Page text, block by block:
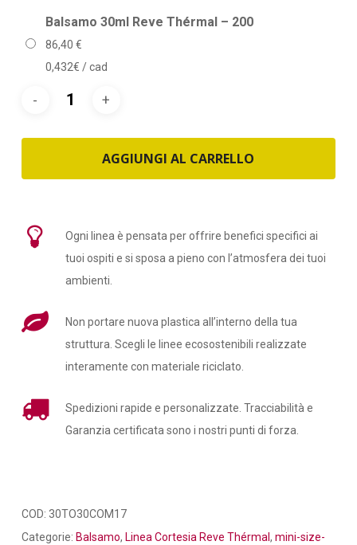
Balsamo 30ml Reve Thérmal – 200
86,40 €
0,432€ / cad
AGGIUNGI AL CARRELLO
Ogni linea è pensata per offrire benefici specifici ai
tuoi ospiti e si sposa a pieno con l’atmosfera dei tuoi
ambienti.
Non portare nuova plastica all’interno della tua
struttura. Scegli le linee ecosostenibili realizzate
interamente con materiale riciclato.
Spedizioni rapide e personalizzate. Tracciabilità e
Garanzia certificata sono i nostri punti di forza.
COD: 30TO30COM17
Categorie: Balsamo, Linea Cortesia Reve Thérmal , mini-size-